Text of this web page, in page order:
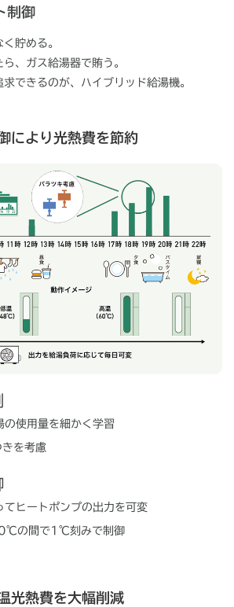
制御
貯める。
、ガス給湯器で賄う。
できるのが、ハイブリッド給湯機。
により光熱費を節約
の使用量を細かく学習
を考慮
てヒートポンプの出力を可変
の間で1℃刻みで制御
光熱費を大幅削減